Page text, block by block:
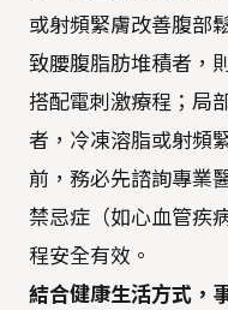
或射頻緊膚改善腹部
致腰腹脂肪堆積者，
搭配電刺激療程；局
者，冷凍溶脂或射頻
前，務必先諮詢專業
禁忌症（如心血管疾
程安全有效。
結合健康生活方式，